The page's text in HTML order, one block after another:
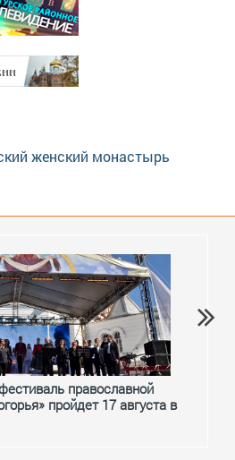
женский монастырь
православной
пройдет 17 августа в